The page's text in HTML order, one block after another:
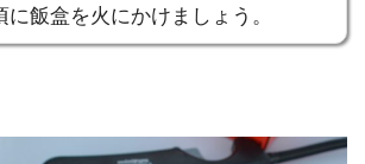
に飯盒を火にかけましょう。